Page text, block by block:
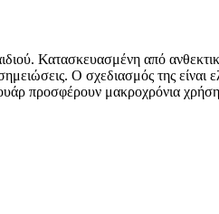
Κατασκευασμένη από
Ο σχεδιασμός της
προσφέρουν μακροχρόνια